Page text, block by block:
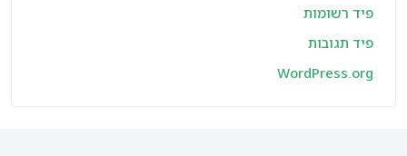
פיד רשומות
פיד תגובות
WordPress.org